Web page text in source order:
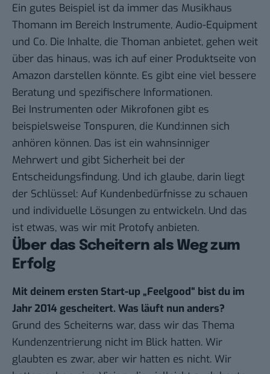
Ein gutes Beispiel ist da immer das Musikhaus
Thomann im Bereich Instrumente, Audio-Equipment
und Co. Die Inhalte, die Thoman anbietet, gehen weit
über das hinaus, was ich auf einer Produktseite von
Amazon darstellen könnte. Es gibt eine viel bessere
Beratung und spezifischere Informationen.
Bei Instrumenten oder Mikrofonen gibt es
beispielsweise Tonspuren, die Kund:innen sich
anhören können. Das ist ein wahnsinniger
Mehrwert und gibt Sicherheit bei der
Entscheidungsfindung. Und ich glaube, darin liegt
der Schlüssel: Auf Kundenbedürfnisse zu schauen
und individuelle Lösungen zu entwickeln. Und das
ist etwas, was wir mit Protofy anbieten.
Über das Scheitern als Weg zum
Erfolg
Mit deinem ersten Start-up „Feelgood“ bist du im
Jahr 2014 gescheitert. Was läuft nun anders?
Grund des Scheiterns war, dass wir das Thema
Kundenzentrierung nicht im Blick hatten. Wir
glaubten es zwar, aber wir hatten es nicht. Wir